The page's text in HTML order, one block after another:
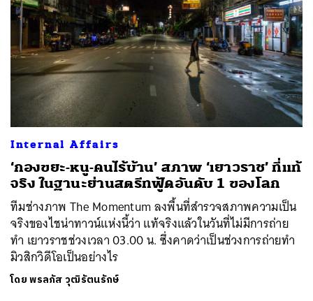
Internal Affairs
‘กองขยะ-หนู-คนไร้บ้าน’ สภาพ ‘เยาวราช’ ที่แท้
จริง ในฐานะย่านสตรีทฟู้ดอันดับ 1 ของโลก
ทีมช่างภาพ The Momentum ลงพื้นที่สำรวจสภาพความเป็น
จริงของไชน่าทาวน์แห่งนี้ว่า แท้จริงแล้วในวันที่ไม่มีการถ่าย
ทำ เยาวราชช่วงเวลา 03.00 น. ซึ่งคาดว่าเป็นช่วงการถ่ายทำ
มิวสิกวิดีโอเป็นอย่างไร
โดยพรลภัส วุฒิรัตนรักษ์